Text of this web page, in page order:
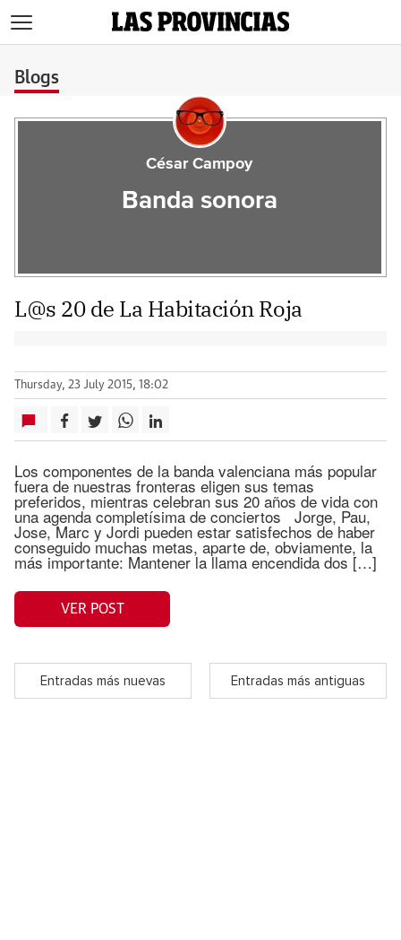
Blogs
César Campoy
Banda sonora
L@s 20 de La Habitación Roja
Thursday, 23 July 2015, 18:02
Los componentes de la banda valenciana más popular
fuera de nuestras fronteras eligen sus temas
preferidos, mientras celebran sus 20 años de vida con
una agenda completísima de conciertos Jorge, Pau,
Jose, Marc y Jordi pueden estar satisfechos de haber
conseguido muchas metas, aparte de, obviamente, la
más importante: Mantener la llama encendida dos […]
VER POST
Entradas más nuevas Entradas más antiguas